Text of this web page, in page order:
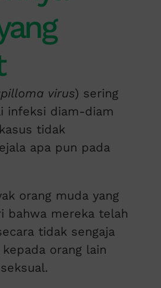
virus) sering
infeksi diam-diam
tidak
apa pun pada
orang muda yang
bahwa mereka telah
tidak sengaja
orang lain